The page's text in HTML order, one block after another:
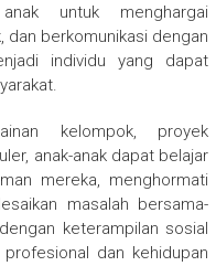
untuk menghargai
dan berkomunikasi dengan
individu yang dapat
kelompok, proyek
anak-anak dapat belajar
mereka, menghormati
masalah bersama-
keterampilan sosial
dan kehidupan